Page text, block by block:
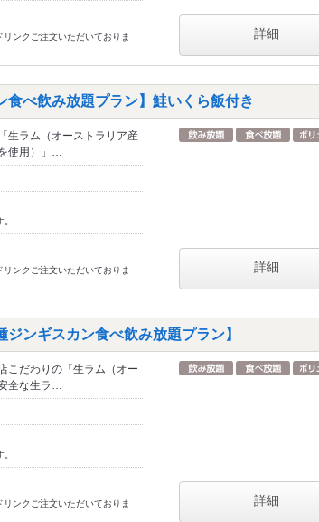
ンクご注文いただいておりま
詳細
べ飲み放題プラン】鮭いくら飯付き
生ラム（オーストラリア産
使用）」…
ンクご注文いただいておりま
詳細
ンギスカン食べ飲み放題プラン】
こだわりの「生ラム（オー
全な生ラ…
ンクご注文いただいておりま
詳細